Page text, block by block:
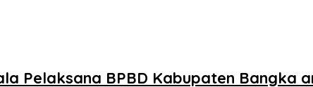
Pelaksana BPBD Kabupaten Bangka